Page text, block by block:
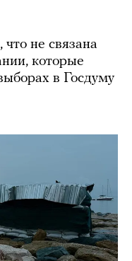
не связана
которые
в Госдуму